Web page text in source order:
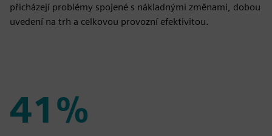
přicházejí problémy spojené s nákladnými změnami, dobou
uvedení na trh a celkovou provozní efektivitou.
41%